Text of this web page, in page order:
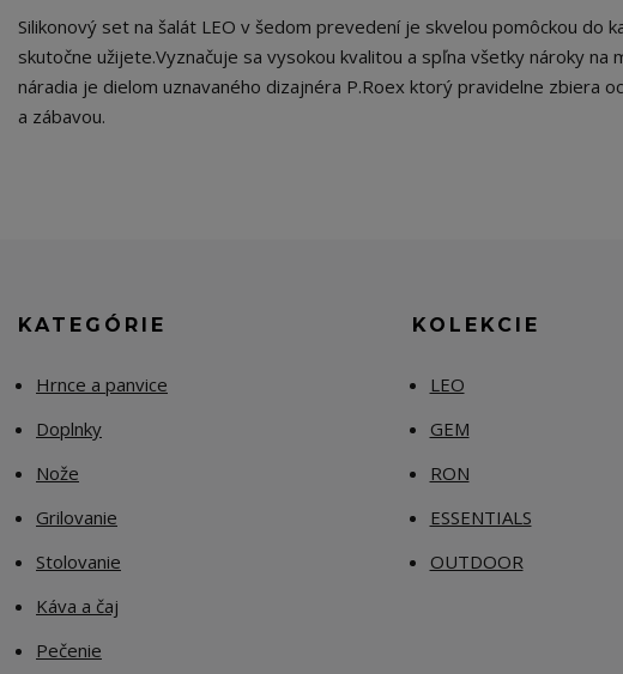
Silikonový set na šalát LEO v šedom prevedení je skvelou pomôckou do
skutočne užijete.Vyznačuje sa vysokou kvalitou a spľna všetky nároky na
náradia je dielom uznavaného dizajnéra P.Roex ktorý pravidelne zbiera
a zábavou.
KATEGÓRIE
Hrnce a panvice
Doplnky
Nože
Grilovanie
Stolovanie
Káva a čaj
Pečenie
KOLEKCIE
LEO
GEM
RON
ESSENTIALS
OUTDOOR